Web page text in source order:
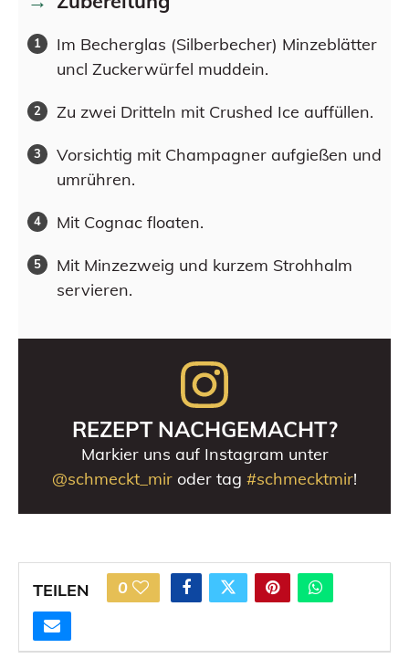
Im Becherglas (Silberbecher) Minzeblätter
uncl Zuckerwürfel muddein.
Zu zwei Dritteln mit Crushed Ice auffüllen.
Vorsichtig mit Champagner aufgießen und
umrühren.
Mit Cognac floaten.
Mit Minzezweig und kurzem Strohhalm
servieren.
REZEPT NACHGEMACHT?
Markier uns auf Instagram unter
@schmeckt_mir oder tag #schmecktmir!
TEILEN 0